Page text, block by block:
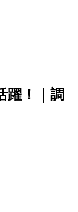
躍！｜調